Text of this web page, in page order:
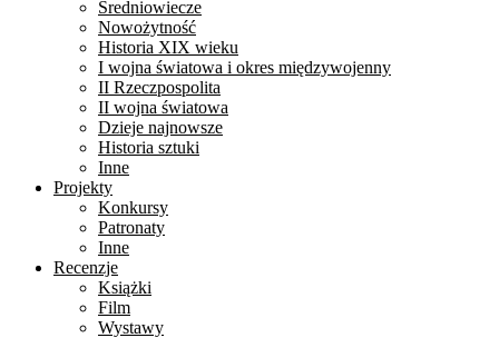
Średniowiecze
Nowożytność
Historia XIX wieku
I wojna światowa i okres międzywojenny
II Rzeczpospolita
II wojna światowa
Dzieje najnowsze
Historia sztuki
Inne
Projekty
Konkursy
Patronaty
Inne
Recenzje
Książki
Film
Wystawy